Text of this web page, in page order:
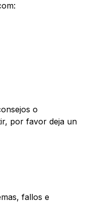
o
por favor deja un
fallos e